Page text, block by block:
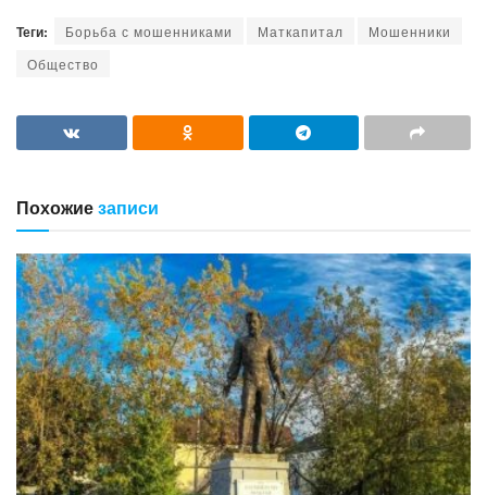
Теги: Борьба с мошенниками Маткапитал
Мошенники
Общество
Похожиезаписи